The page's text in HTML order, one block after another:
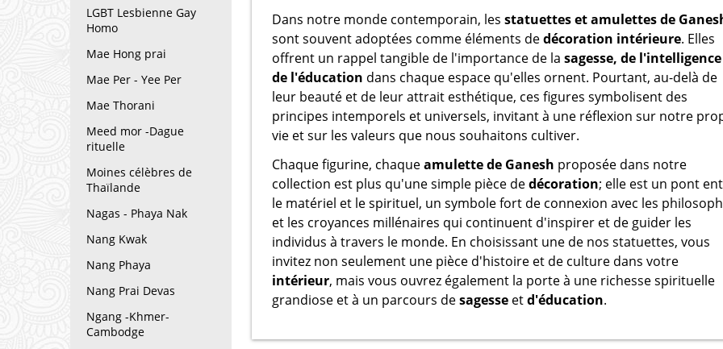
LGBT Lesbienne Gay
Homo
Mae Hong prai
Mae Per - Yee Per
Mae Thorani
Meed mor -Dague
rituelle
Moines célèbres de
Thaïlande
Nagas - Phaya Nak
Nang Kwak
Nang Phaya
Nang Prai Devas
Ngang -Khmer-
Cambodge
Dans notre monde contemporain, les statuettes et amulettes de
sont souvent adoptées comme éléments dedécoration intérieure. Elles
offrent un rappel tangible de l'importance de la sagesse, de
de l'éducation dans chaque espace qu'elles ornent. Pourtant, au-delà de
leur beauté et de leur attrait esthétique, ces figures symbolisent des
principes intemporels et universels, invitant à une réflexion sur notre
vie et sur les valeurs que nous souhaitons cultiver.
Chaque figurine, chaqueamulette de Ganesh proposée dans notre
collection est plus qu'une simple pièce dedécoration; elle est un pont
le matériel et le spirituel, un symbole fort de connexion avec les
et les croyances millénaires qui continuent d'inspirer et de guider les
individus à travers le monde. En choisissant une de nos statuettes, vous
invitez non seulement une pièce d'histoire et de culture dans votre
intérieur, mais vous ouvrez également la porte à une richesse spirituelle
grandiose et à un parcours desagesse etd'éducation.